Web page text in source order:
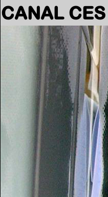
CANAL CES